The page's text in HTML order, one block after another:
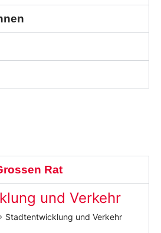
Rat
und Verkehr
Stadtentwicklung und Verkehr